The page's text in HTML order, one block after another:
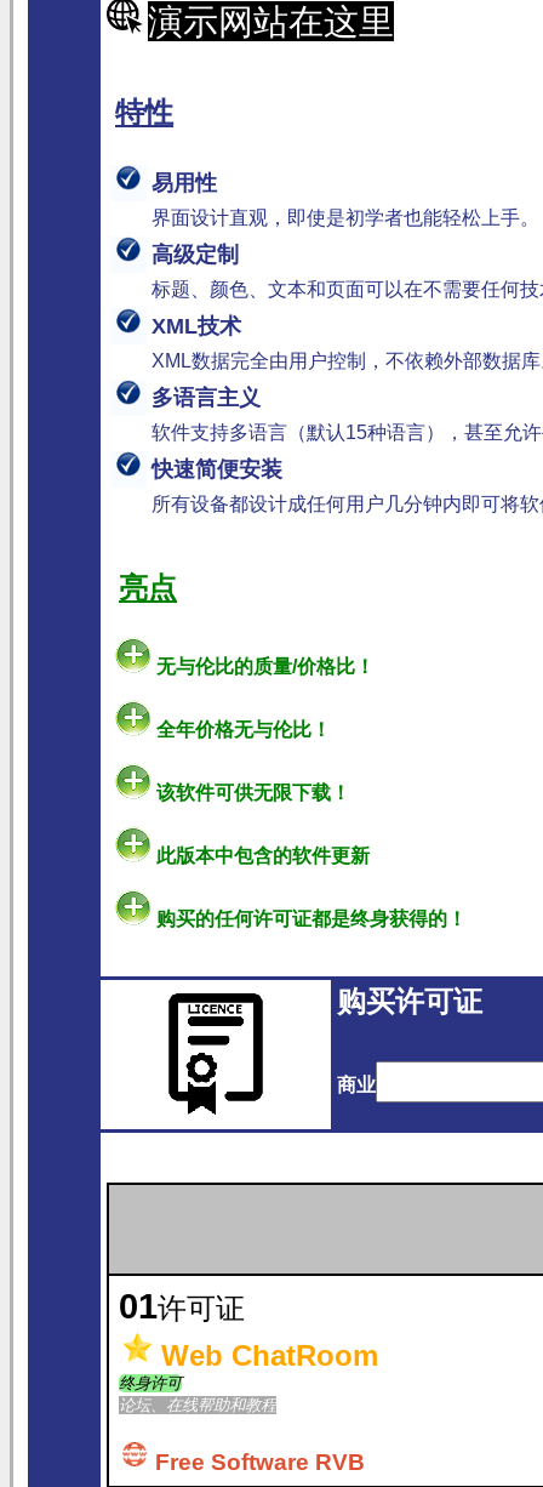
演示网站在这里
特性
易用性
界面设计直观，即使是初学者也能轻松上手。
高级定制
标题、颜色、文本和页面可以在不需要任何
XML技术
XML数据完全由用户控制，不依赖外部数据
多语言主义
软件支持多语言（默认15种语言），甚至允
快速简便安装
所有设备都设计成任何用户几分钟内即可将
亮点
无与伦比的质量/价格比！
全年价格无与伦比！
该软件可供无限下载！
此版本中包含的软件更新
购买的任何许可证都是终身获得的！
购买许可证
商业
01许可证
Web ChatRoom
终身许可
论坛、在线帮助和教程
Free Software RVB